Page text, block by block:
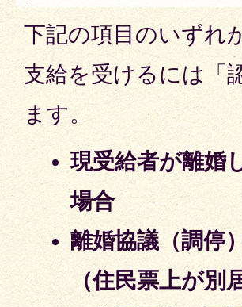
下記の項目のいずれ
支給を受けるには「
ます。
現受給者が離婚
場合
離婚協議（調停
（住民票上が別